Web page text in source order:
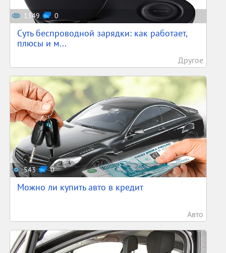
1349 0
Суть беспроводной зарядки: как работает,
плюсы и м...
Другое
543 0
Можно ли купить авто в кредит
Авто